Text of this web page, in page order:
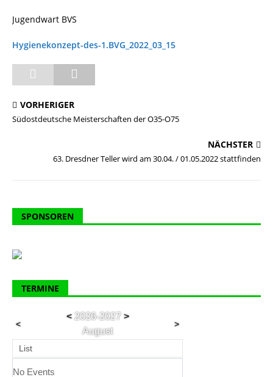
Jugendwart BVS
Hygienekonzept-des-1.BVG_2022_03_15
VORHERIGER
Südostdeutsche Meisterschaften der O35-O75
NÄCHSTER
63. Dresdner Teller wird am 30.04. / 01.05.2022 stattfinden
SPONSOREN
TERMINE
<
<2026-2027 >
August
>
List
No Events